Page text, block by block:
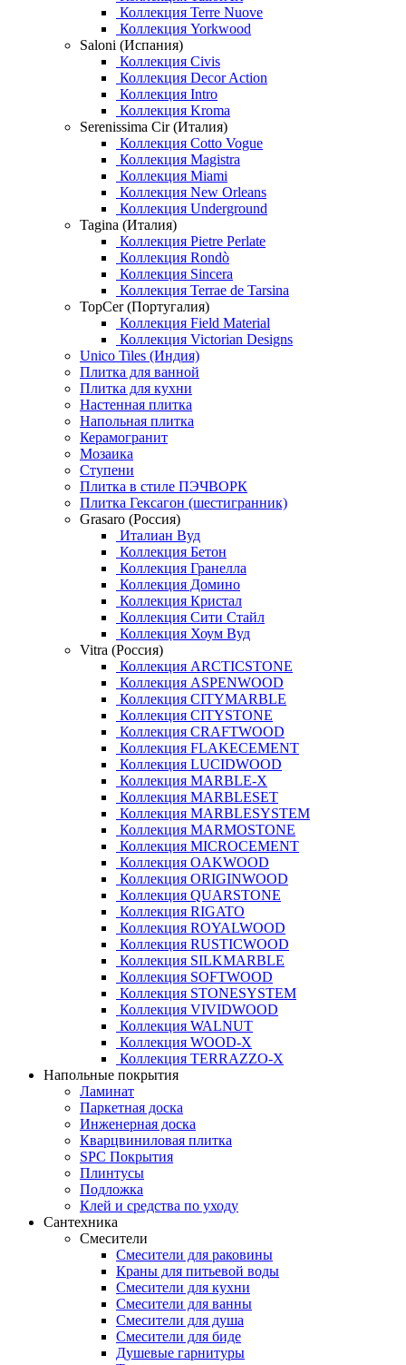
Коллекция Terre Nuove
Коллекция Yorkwood
Saloni (Испания)
Коллекция Civis
Коллекция Decor Action
Коллекция Intro
Коллекция Kroma
Serenissima Cir (Италия)
Коллекция Cotto Vogue
Коллекция Magistra
Коллекция Miami
Коллекция New Orleans
Коллекция Underground
Tagina (Италия)
Коллекция Pietre Perlate
Коллекция Rondò
Коллекция Sincera
Коллекция Terrae de Tarsina
TopCer (Португалия)
Коллекция Field Material
Коллекция Victorian Designs
Unico Tiles (Индия)
Плитка для ванной
Плитка для кухни
Настенная плитка
Напольная плитка
Керамогранит
Мозаика
Ступени
Плитка в стиле ПЭЧВОРК
Плитка Гексагон (шестигранник)
Grasaro (Россия)
Италиан Вуд
Коллекция Бетон
Коллекция Гранелла
Коллекция Домино
Коллекция Кристал
Коллекция Сити Стайл
Коллекция Хоум Вуд
Vitra (Россия)
Коллекция ARCTICSTONE
Коллекция ASPENWOOD
Коллекция CITYMARBLE
Коллекция CITYSTONE
Коллекция CRAFTWOOD
Коллекция FLAKECEMENT
Коллекция LUCIDWOOD
Коллекция MARBLE-X
Коллекция MARBLESET
Коллекция MARBLESYSTEM
Коллекция MARMOSTONE
Коллекция MICROCEMENT
Коллекция OAKWOOD
Коллекция ORIGINWOOD
Коллекция QUARSTONE
Коллекция RIGATO
Коллекция ROYALWOOD
Коллекция RUSTICWOOD
Коллекция SILKMARBLE
Коллекция SOFTWOOD
Коллекция STONESYSTEM
Коллекция VIVIDWOOD
Коллекция WALNUT
Коллекция WOOD-X
Коллекция ТЕRRАZZO-X
Напольные покрытия
Ламинат
Паркетная доска
Инженерная доска
Кварцвиниловая плитка
SPC Покрытия
Плинтусы
Подложка
Клей и средства по уходу
Сантехника
Смесители
Смесители для раковины
Краны для питьевой воды
Смесители для кухни
Смесители для ванны
Смесители для душа
Смесители для биде
Душевые гарнитуры